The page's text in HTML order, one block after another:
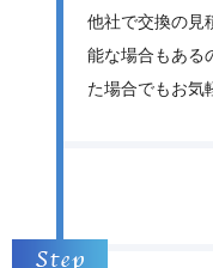
他社で交換の見
能な場合もある
た場合でもお気